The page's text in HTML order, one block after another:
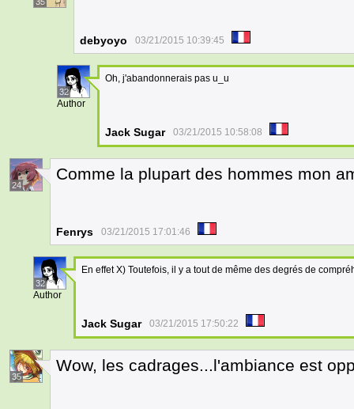
debyoyo 03/21/2015 10:39:45
32
Author
Oh, j'abandonnerais pas u_u
Jack Sugar 03/21/2015 10:58:08
24
Comme la plupart des hommes mon
Fenrys 03/21/2015 17:01:46
32
Author
En effet X) Toutefois, il y a tout de même des degrés de
Jack Sugar 03/21/2015 17:50:22
35
Wow, les cadrages...l'ambiance est